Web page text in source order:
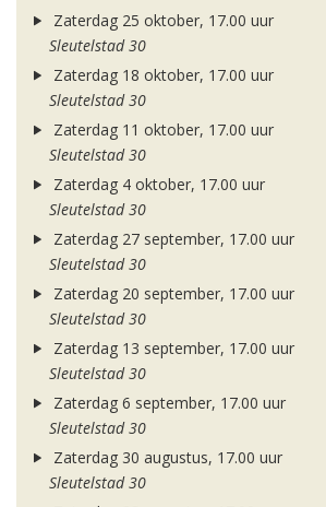
Zaterdag 25 oktober, 17.00 uur
Sleutelstad 30
Zaterdag 18 oktober, 17.00 uur
Sleutelstad 30
Zaterdag 11 oktober, 17.00 uur
Sleutelstad 30
Zaterdag 4 oktober, 17.00 uur
Sleutelstad 30
Zaterdag 27 september, 17.00 uur
Sleutelstad 30
Zaterdag 20 september, 17.00 uur
Sleutelstad 30
Zaterdag 13 september, 17.00 uur
Sleutelstad 30
Zaterdag 6 september, 17.00 uur
Sleutelstad 30
Zaterdag 30 augustus, 17.00 uur
Sleutelstad 30